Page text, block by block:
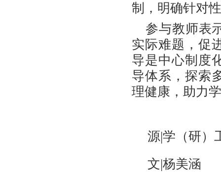
制，明确针对
参与教师表
实际难题，促
导是中心制度
导体系，探索
理健康，助力
源|学（研
文|杨美涵